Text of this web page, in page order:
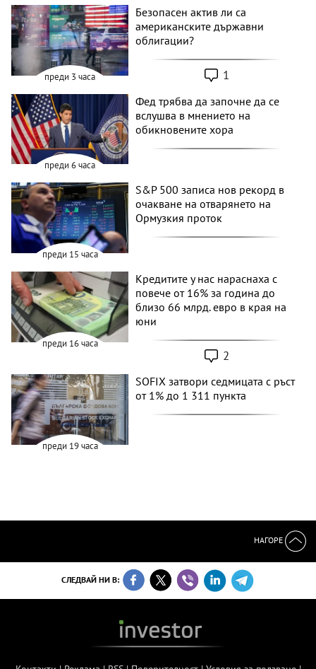
преди 3 часа
Безопасен актив ли са
американските държавни
облигации?
1
преди 6 часа
Фед трябва да започне да се
вслушва в мнението на
обикновените хора
преди 15 часа
S&P 500 записа нов рекорд в
очакване на отварянето на
Ормузкия проток
преди 16 часа
Кредитите у нас нараснаха с
повече от 16% за година до
близо 66 млрд. евро в края на
юни
2
преди 19 часа
SOFIX затвори седмицата с ръст
от 1% до 1 311 пункта
НАГОРЕ
СЛЕДВАЙ НИ В: